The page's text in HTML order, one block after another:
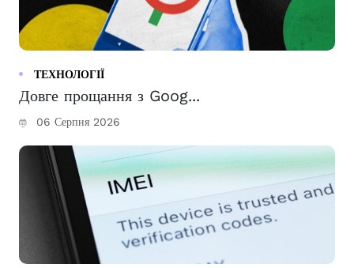
ТЕХНОЛОГІЇ
Довге прощання з Goog...
06 Серпня 2026